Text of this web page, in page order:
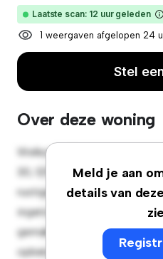
Laatste scan: 12 uur geleden
1 weergaven afgelopen 24
Stel
Over deze woning
Meld je aan
details van
Welkom bij je nieuwe
30, 1210, Bruxelles! Deze
rustige en persoonlijke
ingericht met de essentiële
gemak en biedt een
opbergmogelijkheden.